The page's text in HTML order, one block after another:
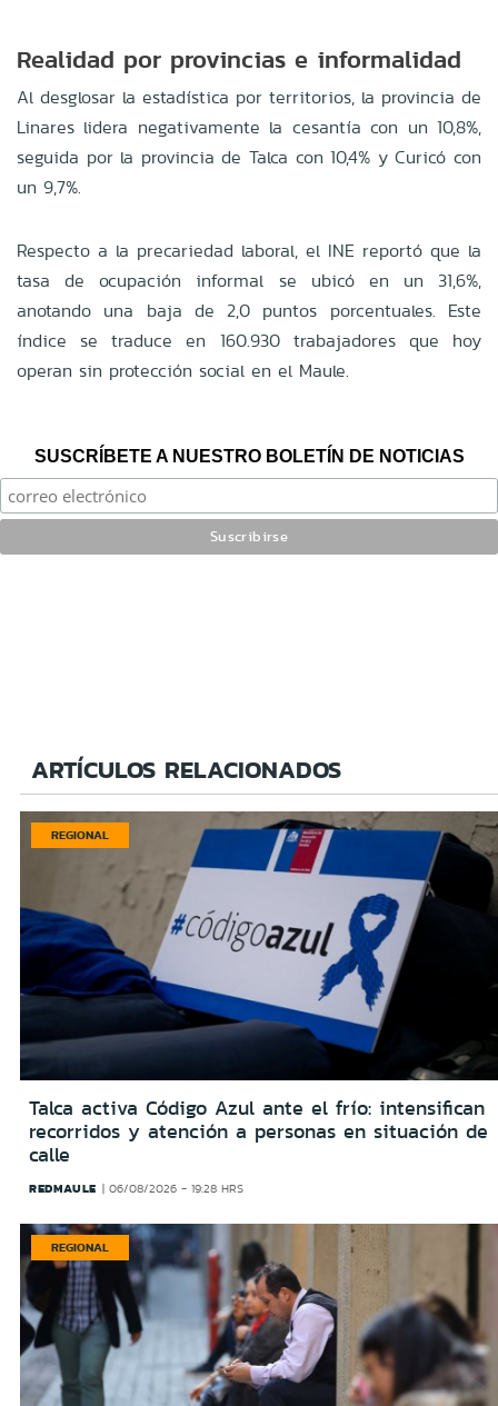
Realidad por provincias e informalidad
Al desglosar la estadística por territorios, la provincia de
Linares lidera negativamente la cesantía con un 10,8%,
seguida por la provincia de Talca con 10,4% y Curicó con
un 9,7%.
Respecto a la precariedad laboral, el INE reportó que la
tasa de ocupación informal se ubicó en un 31,6%,
anotando una baja de 2,0 puntos porcentuales. Este
índice se traduce en 160.930 trabajadores que hoy
operan sin protección social en el Maule.
SUSCRÍBETE A NUESTRO BOLETÍN DE NOTICIAS
ARTÍCULOS RELACIONADOS
REGIONAL
Talca activa Código Azul ante el frío: intensifican
recorridos y atención a personas en situación de
calle
REDMAULE 06/08/2026 - 19:28 HRS
REGIONAL